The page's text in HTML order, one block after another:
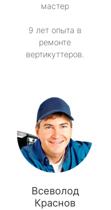
мастер
9 лет опыта в
ремонте
вертикуттеров.
Всеволод
Краснов